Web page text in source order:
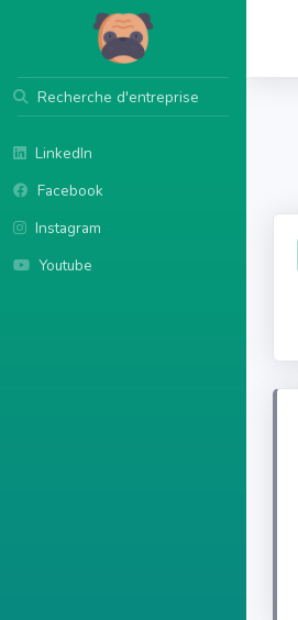
Recherche d'entreprise
LinkedIn
Facebook
Instagram
Youtube